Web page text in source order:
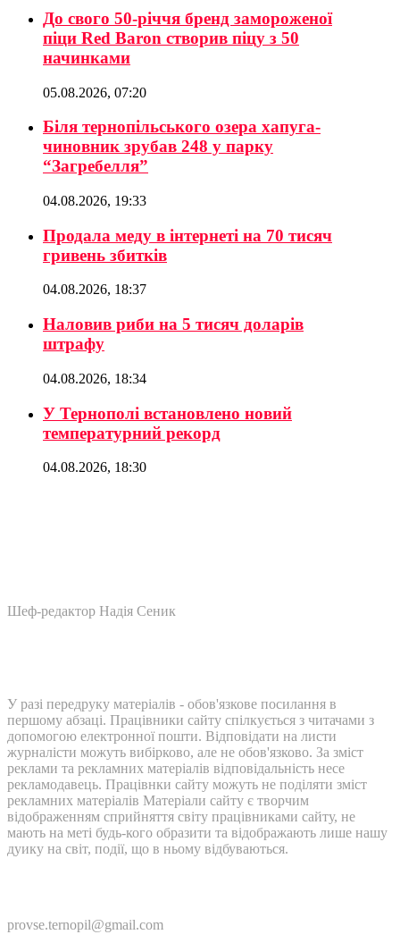
До свого 50-річчя бренд замороженої
піци Red Baron створив піцу з 50
начинками
05.08.2026, 07:20
Біля тернопільського озера хапуга-
чиновник зрубав 248 у парку
“Загребелля”
04.08.2026, 19:33
Продала меду в інтернеті на 70 тисяч
гривень збитків
04.08.2026, 18:37
Наловив риби на 5 тисяч доларів
штрафу
04.08.2026, 18:34
У Тернополі встановлено новий
температурний рекорд
04.08.2026, 18:30
Шеф-редактор Надія Сеник
У разі передруку матеріалів - обов'язкове посилання в
першому абзаці. Працівники сайту спілкується з читачами з
допомогою електронної пошти. Відповідати на листи
журналісти можуть вибірково, але не обов'язково. За зміст
реклами та рекламних матеріалів відповідальність несе
рекламодавець. Працівнки сайту можуть не поділяти зміст
рекламних матеріалів Матеріали сайту є творчим
відображенням сприйняття світу працівниками сайту, не
мають на меті будь-кого образити та відображають лише нашу
дуику на світ, події, що в ньому відбуваються.
provse.ternopil@gmail.com